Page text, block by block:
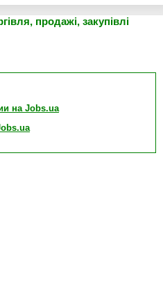
продажі, закупівлі
на Jobs.ua